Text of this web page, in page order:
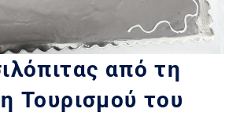
από τη
Τουρισμού του